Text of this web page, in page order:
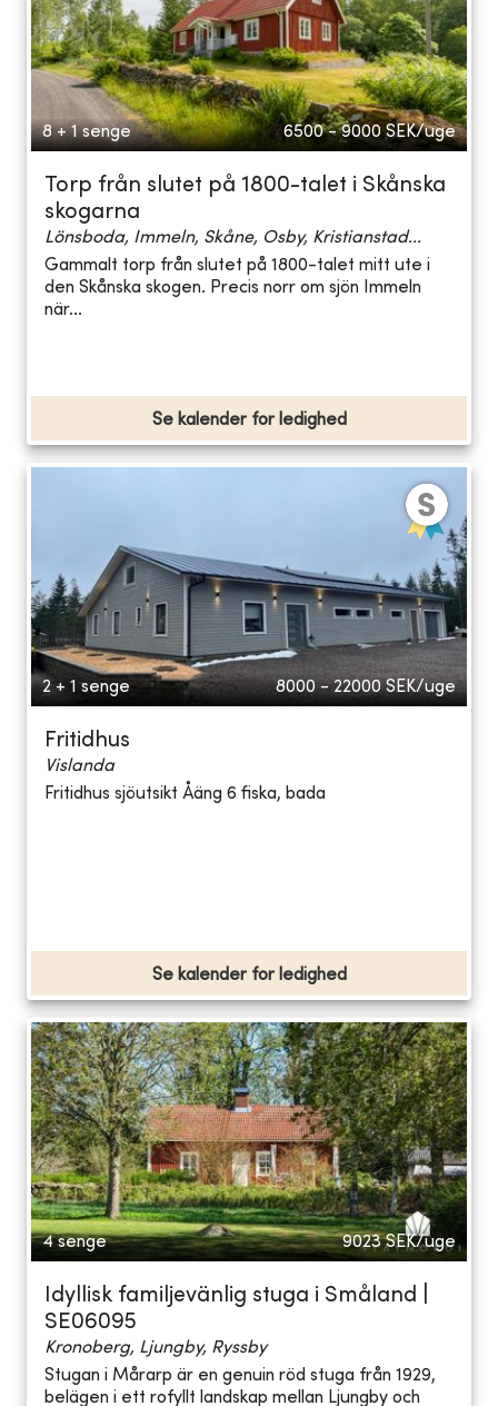
8 + 1 senge 6500 - 9000 SEK/uge
Torp från slutet på 1800-talet i Skånska
skogarna
Lönsboda, Immeln, Skåne, Osby, Kristianstad...
Gammalt torp från slutet på 1800-talet mitt ute i
den Skånska skogen. Precis norr om sjön Immeln
när...
Se kalender for ledighed
2 + 1 senge 8000 - 22000 SEK/uge
Fritidhus
Vislanda
Fritidhus sjöutsikt Åäng 6 fiska, bada
Se kalender for ledighed
4 senge 9023 SEK/uge
Idyllisk familjevänlig stuga i Småland |
SE06095
Kronoberg, Ljungby, Ryssby
Stugan i Mårarp är en genuin röd stuga från 1929,
belägen i ett rofyllt landskap mellan Ljungby och